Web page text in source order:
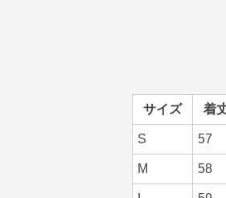
サイズ 着
S 57
M 58